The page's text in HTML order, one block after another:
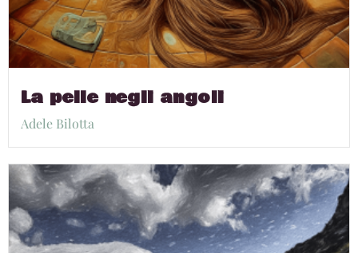
La pelle negli angoli
Adele Bilotta